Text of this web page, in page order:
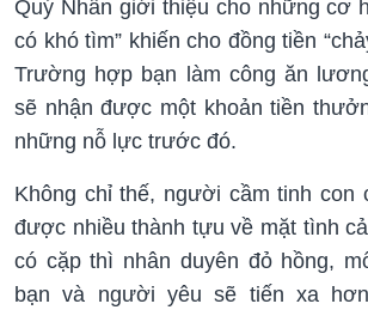
Quý Nhân giới thiệu cho những cơ
có khó tìm” khiến cho đồng tiền
Trường hợp bạn làm công ăn
sẽ nhận được một khoản tiền
những nỗ lực trước đó.
Không chỉ thế, người cầm tinh con
được nhiều thành tựu về mặt tình
có cặp thì nhân duyên đỏ hồng,
bạn và người yêu sẽ tiến xa